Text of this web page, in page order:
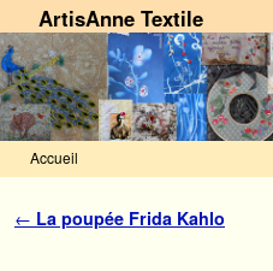
ArtisAnne Textile
Accueil
Navigation des articles
← La poupée Frida Kahlo